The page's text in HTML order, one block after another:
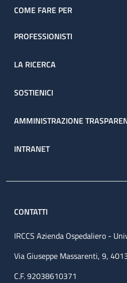
COME FARE PER
PROFESSIONISTI
LA RICERCA
SOSTIENICI
AMMINISTRAZIONE
INTRANET
CONTATTI
IRCCS Azienda Ospedaliero -
Via Giuseppe Massarenti, 9,
C.F. 92038610371